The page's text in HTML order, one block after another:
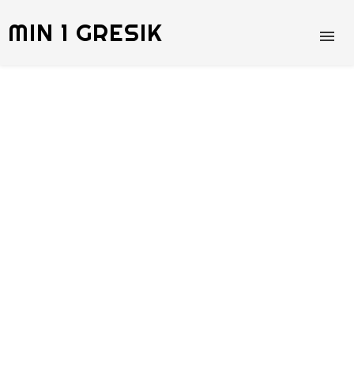
MIN 1 GRESIK